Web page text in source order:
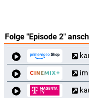
Folge "Episode 2"